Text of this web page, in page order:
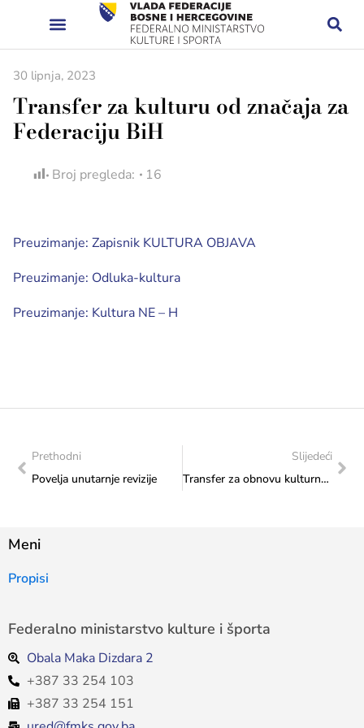
30 lipnja, 2023
Transfer za kulturu od značaja za
Federaciju BiH
Broj pregleda: 16
Preuzimanje: Zapisnik KULTURA OBJAVA
Preuzimanje: Odluka-kultura
Preuzimanje: Kultura NE – H
Prethodni
Povelja unutarnje revizije
Slijedeći
Transfer za obnovu kulturnog i graditeljskog naslijeđa
Meni
Propisi
Federalno ministarstvo kulture i športa
Obala Maka Dizdara 2
+387 33 254 103
+387 33 254 151